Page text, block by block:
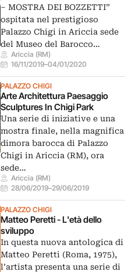
– MOSTRA DEI BOZZETTI”
ospitata nel prestigioso
Palazzo Chigi in Ariccia sede
del Museo del Barocco…
Ariccia (RM)
16/11/2019–04/01/2020
PALAZZO CHIGI
Arte Architettura Paesaggio
Sculptures In Chigi Park
Una serie di iniziative e una
mostra finale, nella magnifica
dimora barocca di Palazzo
Chigi in Ariccia (RM), ora
sede…
Ariccia (RM)
28/06/2019–29/06/2019
PALAZZO CHIGI
Matteo Peretti - L'età dello
sviluppo
In questa nuova antologica di
Matteo Peretti (Roma, 1975),
l’artista presenta una serie di